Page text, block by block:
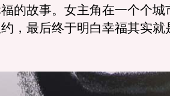
的故事。女主角在一个个城
，最后终于明白幸福其实就